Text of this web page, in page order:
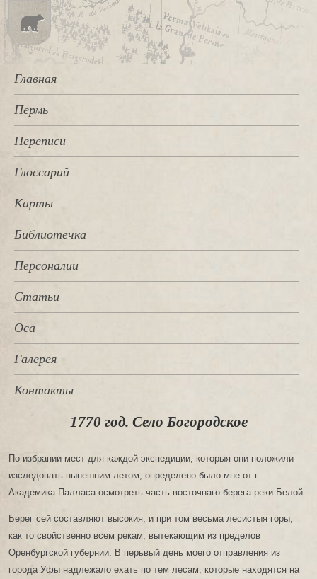
Главная
Пермь
Переписи
Глоссарий
Карты
Библиотечка
Персоналии
Статьи
Оса
Галерея
Контакты
1770 год. Село Богородское
По избрании мест для каждой экспедиции, которыя они положили
изследовать нынешним летом, определено было мне от г.
Академика Палласа осмотреть часть восточнаго берега реки Белой.
Берег сей составляют высокия, и при том весьма лесистыя горы,
как то свойственно всем рекам, вытекающим из пределов
Оренбургской губернии. В перьвый день моего отправления из
города Уфы надлежало ехать по тем лесам, которые находятся на